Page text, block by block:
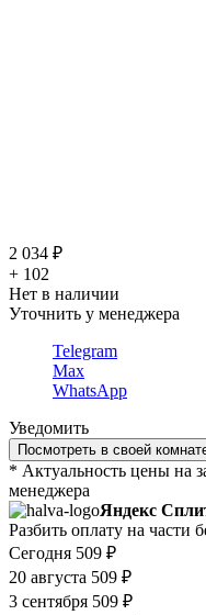
2 034 ₽
+ 102
Нет в наличии
Уточнить у менеджера
Telegram
Max
WhatsApp
Уведомить
Посмотреть в своей
* Актуальность цены на
менеджера
Яндекс
Разбить оплату на части
Сегодня 509 ₽
20 августа 509 ₽
3 сентября 509 ₽